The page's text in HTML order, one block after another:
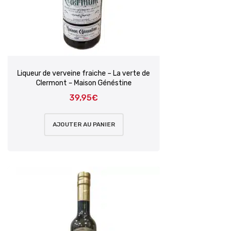
Liqueur de verveine fraiche – La verte de
Clermont – Maison Généstine
39,95€
AJOUTER AU PANIER